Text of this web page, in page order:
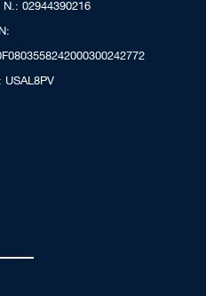
N.: 02944390216
USAL8PV